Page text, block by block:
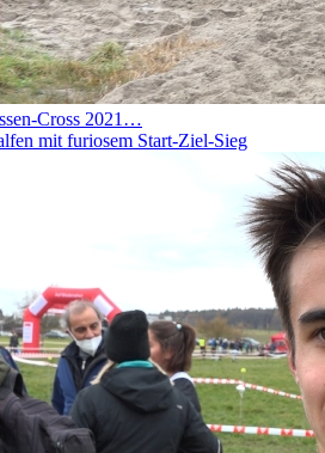
Cross 2021…
mit furiosem Start-Ziel-Sieg